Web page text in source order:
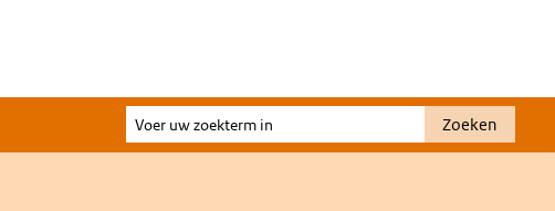
Voer
uw
Zoeken